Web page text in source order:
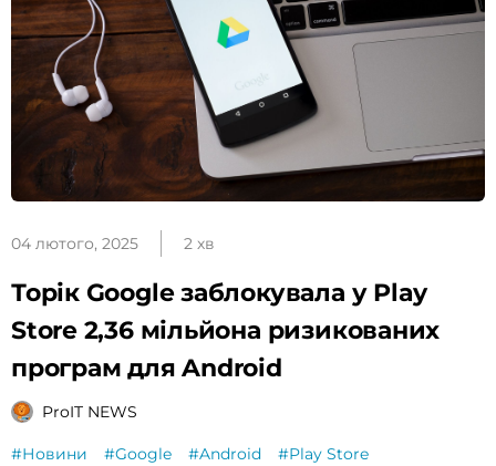
04 лютого, 2025 2 хв
Торік Google заблокувала у Play
Store 2,36 мільйона ризикованих
програм для Android
ProIT NEWS
#Новини #Google #Android
#Play Store